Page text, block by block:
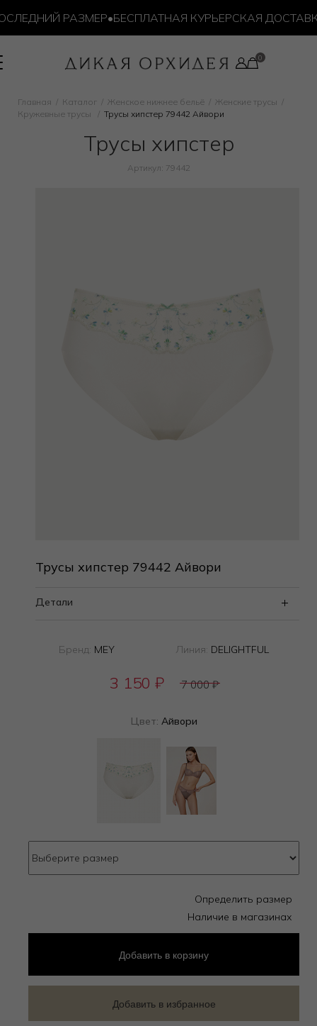
РАЗМЕР•БЕСПЛАТНАЯ КУРЬЕРСКАЯ ДОСТАВКА
Главная Каталог Женское нижнее бельё
Женские трусы
Кружевные трусы
Трусы хипстер 79442 Айвори
Трусы хипстер
Артикул: 79442
Трусы хипстер 79442 Айвори
Детали
Бренд: MEY Линия: DELIGHTFUL
3 150 ₽ 7 000₽
Цвет: Айвори
Определить размер
Наличие в магазинах
Добавить в корзину
Добавить в избранное